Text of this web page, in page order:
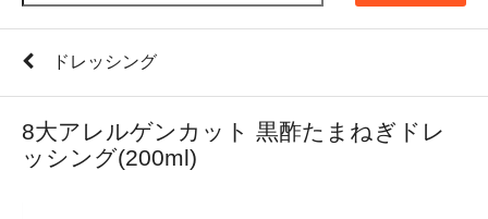
ドレッシング
8大アレルゲンカット 黒酢たまねぎドレ
ッシング(200ml)